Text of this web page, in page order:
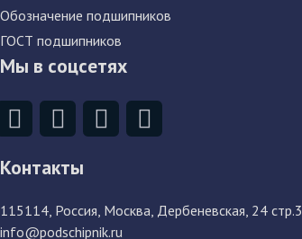
Обозначение подшипников
ГОСТ подшипников
Мы в соцсетях
Контакты
115114, Россия, Москва, Дербеневская, 24 стр.3
info@podschipnik.ru